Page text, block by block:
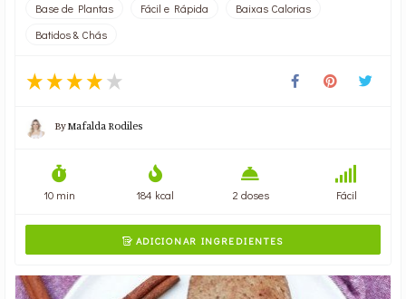
Base de Plantas
Fácil e Rápida
Baixas Calorias
Batidos & Chás
ByMafalda Rodiles
10 min 184 kcal 2 doses Fácil
ADICIONAR INGREDIENTES